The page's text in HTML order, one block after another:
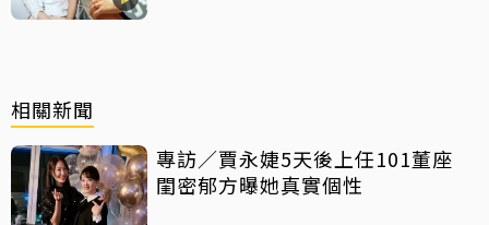
相關新聞
專訪／賈永婕5天後上任101董座
閨密郁方曝她真實個性